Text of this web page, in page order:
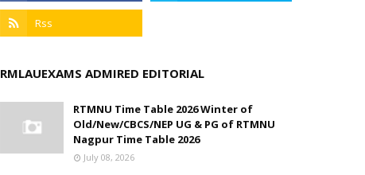
RMLAUEXAMS ADMIRED EDITORIAL
RTMNU Time Table 2026 Winter of
Old/New/CBCS/NEP UG & PG of RTMNU
Nagpur Time Table 2026
July 08, 2026